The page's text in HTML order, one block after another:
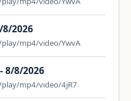
2026
mp4/video/YwvA
8/8/2026
mp4/video/4jR7